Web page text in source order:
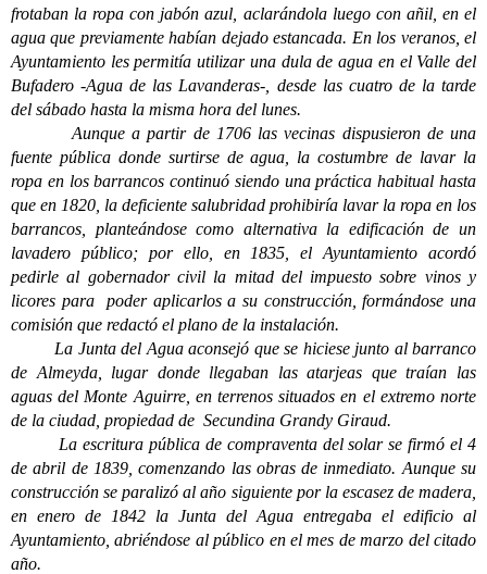
frotaban la ropa con jabón azul, aclarándola luego con añil, en el
agua que previamente habían dejado estancada. En los veranos, el
Ayuntamiento les permitía utilizar una dula de agua en el Valle del
Bufadero -Agua de las Lavanderas-, desde las cuatro de la tarde
del sábado hasta la misma hora del lunes.
Aunque a partir de 1706 las vecinas dispusieron de una
fuente pública donde surtirse de agua, la costumbre de lavar la
ropa en los barrancos continuó siendo una práctica habitual hasta
que en 1820, la deficiente salubridad prohibiría lavar la ropa en los
barrancos, planteándose como alternativa la edificación de un
lavadero público; por ello, en 1835, el Ayuntamiento acordó
pedirle al gobernador civil la mitad del impuesto sobre vinos y
licores para poder aplicarlos a su construcción, formándose una
comisión que redactó el plano de la instalación.
La Junta del Agua aconsejó que se hiciese junto al barranco
de Almeyda, lugar donde llegaban las atarjeas que traían las
aguas del Monte Aguirre, en terrenos situados en el extremo norte
de la ciudad, propiedad de Secundina Grandy Giraud.
La escritura pública de compraventa del solar se firmó el 4
de abril de 1839, comenzando las obras de inmediato. Aunque su
construcción se paralizó al año siguiente por la escasez de madera,
en enero de 1842 la Junta del Agua entregaba el edificio al
Ayuntamiento, abriéndose al público en el mes de marzo del citado
año.